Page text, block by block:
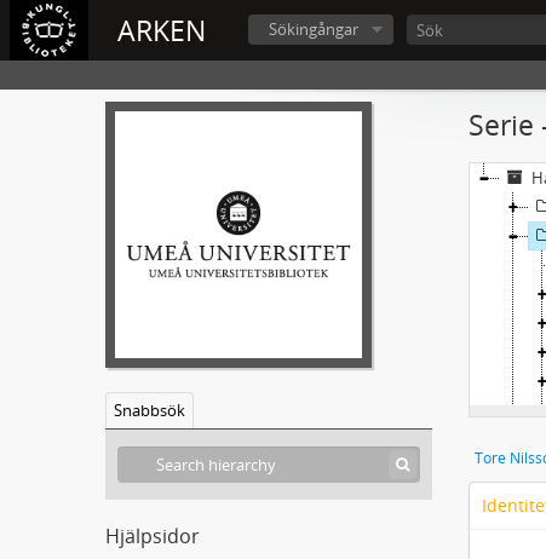
ARKEN Sökingångar
Snabbsök
Hjälpsidor
Serie
Tore